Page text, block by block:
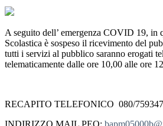
A seguito dell’ emergenza COVID 19, in
Scolastica è sospeso il ricevimento del
tutti i servizi al pubblico saranno erogati
telematicamente dalle ore 10,00 alle ore
RECAPITO TELEFONICO 080/759347